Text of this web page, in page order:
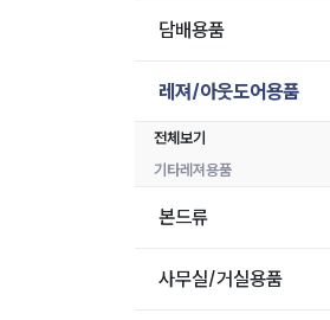
담배용품
레져/아웃도어용품
전체보기
기타레져용품
본드류
사무실/거실용품